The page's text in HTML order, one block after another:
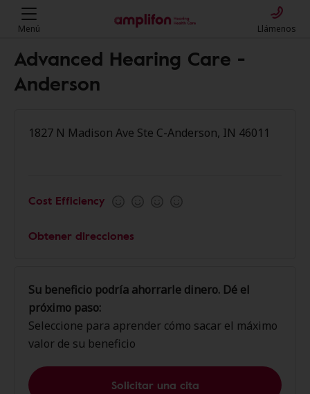
Menú Llámenos
Advanced Hearing Care -
Anderson
1827 N Madison Ave Ste C-Anderson, IN 46011
Cost Efficiency
Obtener direcciones
Su beneficio podría ahorrarle dinero. Dé el
próximo paso:
Seleccione para aprender cómo sacar el máximo
valor de su beneficio
Solicitar una cita